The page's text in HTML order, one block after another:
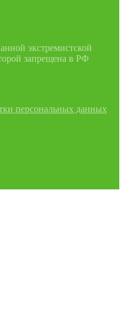
экстремистской
запрещена в РФ
персональных данных